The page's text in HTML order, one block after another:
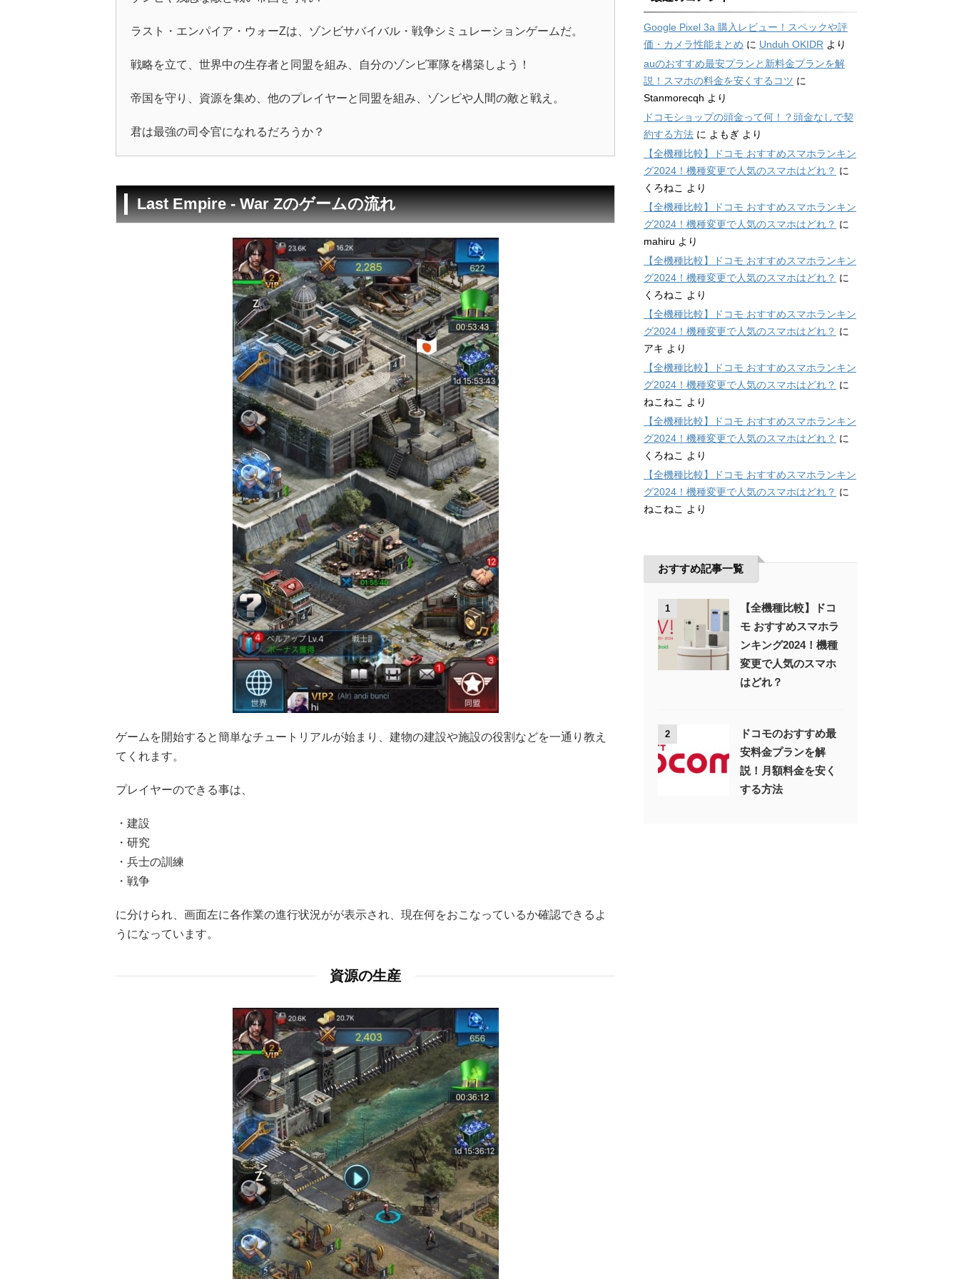
ラスト・エンパイア・ウォーZは、ゾンビサバイバル・戦争シミュレーションゲームだ。
戦略を立て、世界中の生存者と同盟を組み、自分のゾンビ軍隊を構築しよう！
帝国を守り、資源を集め、他のプレイヤーと同盟を組み、ゾンビや人間の敵と戦え。
君は最強の司令官になれるだろうか？
Last Empire - War Zのゲームの流れ
ゲームを開始すると簡単なチュートリアルが始まり、建物の建設や施設の役割などを一通り教え
てくれます。
プレイヤーのできる事は、
・建設
・研究
・兵士の訓練
・戦争
に分けられ、画面左に各作業の進行状況がが表示され、現在何をおこなっているか確認できるよ
うになっています。
資源の生産
Google Pixel 3a 購入レビュー！スペックや評
価・カメラ性能まとめ に Unduh OKIDR より
auのおすすめ最安プランと新料金プランを解
説！スマホの料金を安くするコツ に
Stanmorecqh より
ドコモショップの頭金って何！？頭金なしで契
約する方法 に よもぎ より
【全機種比較】ドコモ おすすめスマホランキン
グ2024！機種変更で人気のスマホはどれ？ に
くろねこ
より
【全機種比較】ドコモ おすすめスマホランキン
グ2024！機種変更で人気のスマホはどれ？ に
mahiru より
【全機種比較】ドコモ おすすめスマホランキン
グ2024！機種変更で人気のスマホはどれ？ に
くろねこ
より
【全機種比較】ドコモ おすすめスマホランキン
グ2024！機種変更で人気のスマホはどれ？ に
アキ より
【全機種比較】ドコモ おすすめスマホランキン
グ2024！機種変更で人気のスマホはどれ？ に
ねこねこ
より
【全機種比較】ドコモ おすすめスマホランキン
グ2024！機種変更で人気のスマホはどれ？ に
くろねこ
より
【全機種比較】ドコモ おすすめスマホランキン
グ2024！機種変更で人気のスマホはどれ？ に
ねこねこ
より
おすすめ記事一覧
1
【全機種比較】ドコ
モ おすすめスマホラ
ンキング2024！機種
変更で人気のスマホ
はどれ？
2
ドコモのおすすめ最
安料金プランを解
説！月額料金を安く
する方法